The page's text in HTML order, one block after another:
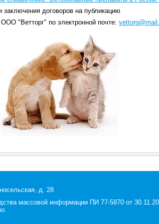
заключения договоров на публикацию
"Ветторг" по электронной почте:
д. 28
массовой информации ПИ 77-5870 от